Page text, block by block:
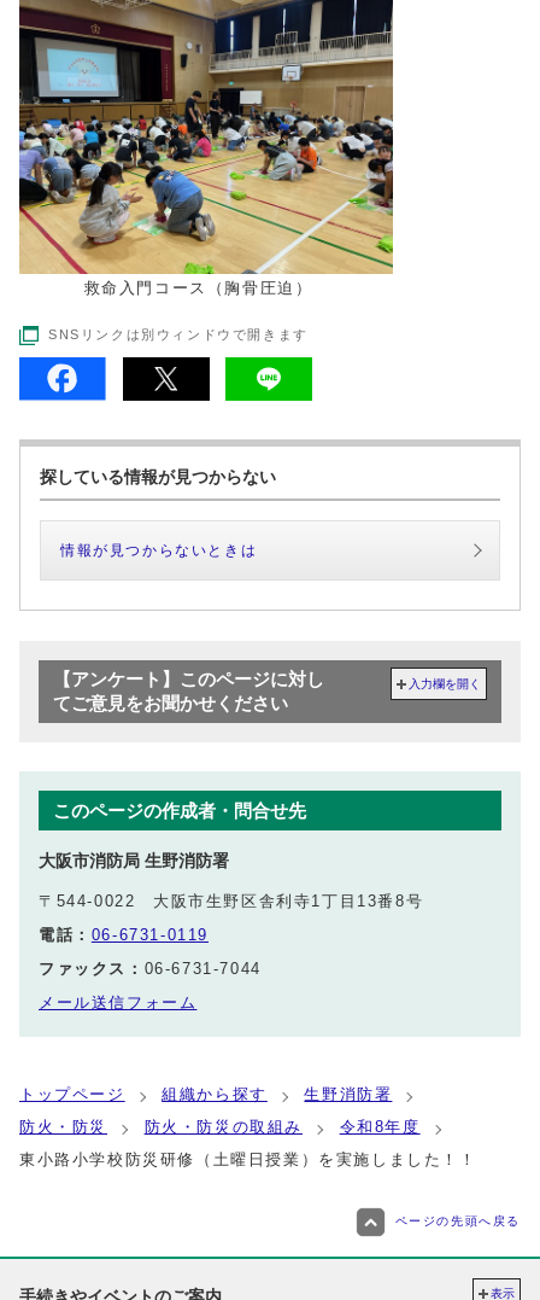
救命入門コース（胸骨圧迫）
SNSリンクは別ウィンドウで開きます
探している情報が見つからない
情報が見つからないときは
【アンケート】このページに対し
てご意見をお聞かせください
入力欄を開く
このページの作成者・問合せ先
大阪市消防局 生野消防署
〒544-0022 大阪市生野区舎利寺1丁目13番8号
電話： 06-6731-0119
ファックス： 06-6731-7044
メール送信フォーム
トップページ 組織から探す
生野消防署
防火・防災
防火・防災の取組み
令和8年度
東小路小学校防災研修（土曜日授業）を実施しました！！
ページの先頭へ戻る
表示